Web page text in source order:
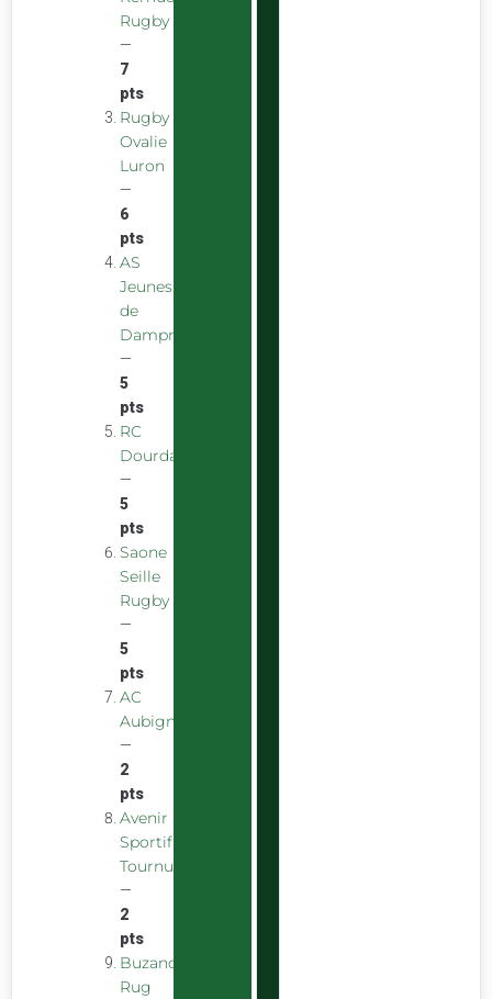
Rugby
—
7
pts
Rugby
Ovalie
Luron
—
6
pts
AS
Jeunes
de
Dampniat
—
5
pts
RC
Dourdan
—
5
pts
Saone
Seille
Rugby
—
5
pts
AC
Aubigny
—
2
pts
Avenir
Sportif
Tournus
—
2
pts
Buzancais
Rug